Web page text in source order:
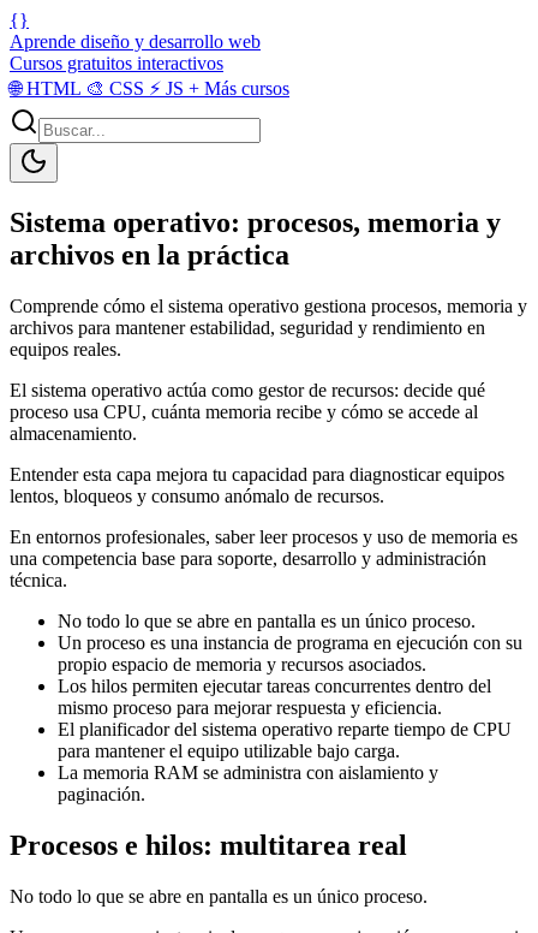
{}
Aprende diseño y desarrollo web
Cursos gratuitos interactivos
🌐HTML 🎨 CSS ⚡ JS + Más cursos
Sistema operativo: procesos, memoria y
archivos en la práctica
Comprende cómo el sistema operativo gestiona procesos, memoria y
archivos para mantener estabilidad, seguridad y rendimiento en
equipos reales.
El sistema operativo actúa como gestor de recursos: decide qué
proceso usa CPU, cuánta memoria recibe y cómo se accede al
almacenamiento.
Entender esta capa mejora tu capacidad para diagnosticar equipos
lentos, bloqueos y consumo anómalo de recursos.
En entornos profesionales, saber leer procesos y uso de memoria es
una competencia base para soporte, desarrollo y administración
técnica.
No todo lo que se abre en pantalla es un único proceso.
Un proceso es una instancia de programa en ejecución con su
propio espacio de memoria y recursos asociados.
Los hilos permiten ejecutar tareas concurrentes dentro del
mismo proceso para mejorar respuesta y eficiencia.
El planificador del sistema operativo reparte tiempo de CPU
para mantener el equipo utilizable bajo carga.
La memoria RAM se administra con aislamiento y
paginación.
Procesos e hilos: multitarea real
No todo lo que se abre en pantalla es un único proceso.